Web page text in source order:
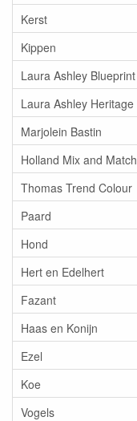
Kerst
Kippen
Laura Ashley Blueprint
Laura Ashley Heritage
Marjolein Bastin
Holland Mix and Match
Thomas Trend Colour
Paard
Hond
Hert en Edelhert
Fazant
Haas en Konijn
Ezel
Koe
Vogels